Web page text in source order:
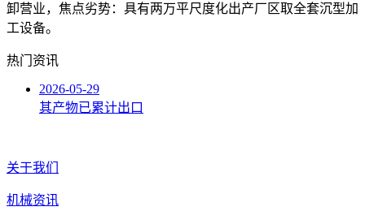
卸营业，焦点劣势：具有两万平尺度化出产厂区取全套沉型加
工设备。
热门资讯
2026-05-29
其产物已累计出口
关于我们
机械资讯